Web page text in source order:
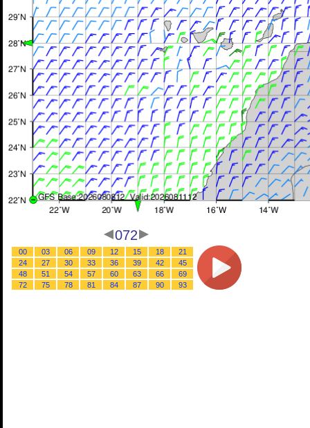
072
00 03 06 09 12 15 18
21
24
27 30 33 36 39 42
45
48
51 54 57 60 63 66
69
72
75 78 81 84 87 90 93